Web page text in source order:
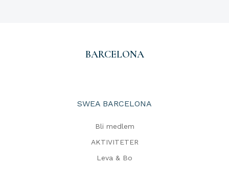
BARCELONA
SWEA BARCELONA
Bli medlem
AKTIVITETER
Leva & Bo